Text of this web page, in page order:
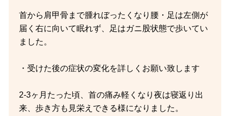
首から肩甲骨まで腫れぼったくなり腰・足は左側が
届く右に向いて眠れず、足はガニ股状態で歩いてい
ました。
・受けた後の症状の変化を詳しくお願い致します
2-3ヶ月たった頃、首の痛み軽くなり夜は寝返り出
来、歩き方も見栄えできる様になりました。